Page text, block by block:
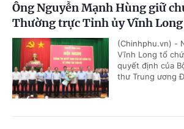
Ông Nguyễn Mạnh Hùng giữ
Thường trực Tỉnh ủy Vĩnh Long
(Chinhphu.vn) -
Vĩnh Long tổ
quyết định của
thư Trung ương